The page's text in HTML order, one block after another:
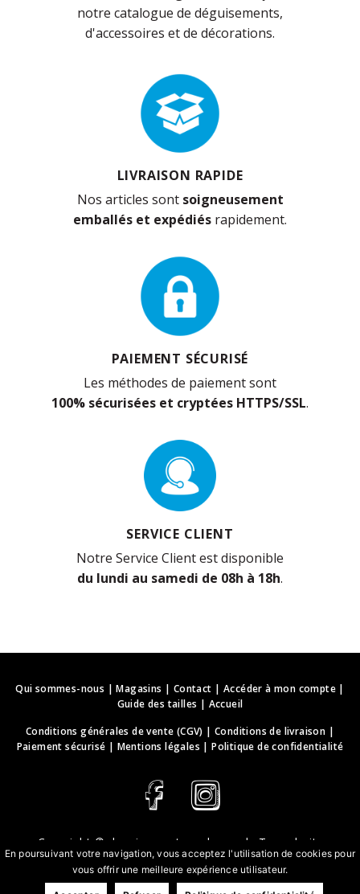
notre catalogue de déguisements,
d'accessoires et de décorations.
LIVRAISON RAPIDE
Nos articles sont soigneusement
emballés et expédiés rapidement.
PAIEMENT SÉCURISÉ
Les méthodes de paiement sont
100% sécurisées et cryptées HTTPS/SSL.
SERVICE CLIENT
Notre Service Client est disponible
du lundi au samedi de 08h à 18h.
Qui sommes-nous |Magasins | Contact | Accéder à mon compte|
Guide des tailles | Accueil
Conditions générales de vente (CGV) |Conditions de livraison |
Paiement sécurisé | Mentions légales |Politique de confidentialité
Copyright © deguisements-cadeaux.ch
. Tous droits
réservés.
Conception & développement web | webbih.com
En poursuivant votre navigation, vous acceptez l'utilisation de cookies pour
vous offrir une meilleure expérience utilisateur.